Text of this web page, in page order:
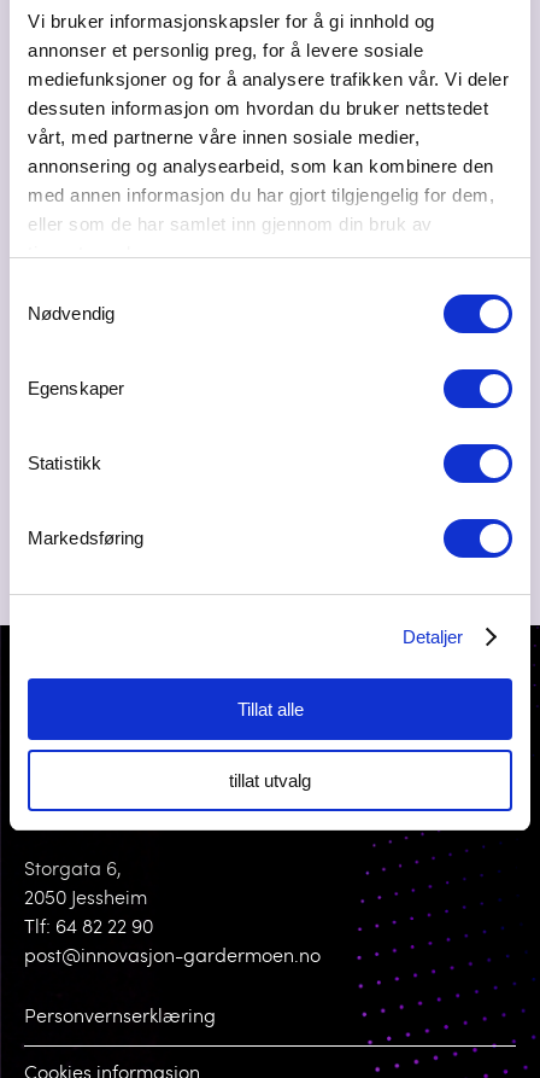
Vi bruker informasjonskapsler for å gi innhold og
annonser et personlig preg, for å levere sosiale
mediefunksjoner og for å analysere trafikken vår. Vi deler
dessuten informasjon om hvordan du bruker nettstedet
vårt, med partnerne våre innen sosiale medier,
annonsering og analysearbeid, som kan kombinere den
med annen informasjon du har gjort tilgjengelig for dem,
eller som de har samlet inn gjennom din bruk av
tjenestene deres.
Nødvendig
Egenskaper
Statistikk
Markedsføring
Detaljer
Tillat alle
tillat utvalg
Besøksadresse
Travalleen 7B, 2069 Jessheim
Postadresse
Travalleen 7B, 2069 Jessheim
Bransje
https://www.arktixai.com/
Ta kontakt
92562151
KONTAKT OSS
Storgata 6,
2050 Jessheim
Tlf: 64 82 22 90
post@innovasjon-gardermoen.no
Personvernserklæring